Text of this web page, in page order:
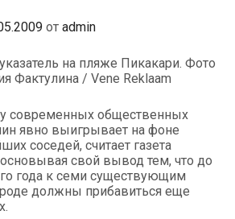
от admin
современных общественных
явно выигрывает на фоне
соседей, считает газета
свой вывод тем, что до
года к семи существующим
должны прибавиться еще